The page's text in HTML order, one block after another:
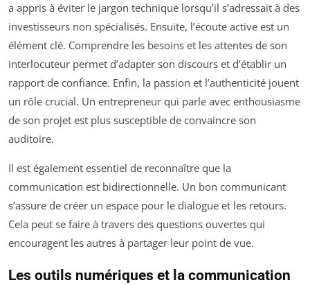
a appris à éviter le jargon technique lorsqu’il s’adressait à des
investisseurs non spécialisés. Ensuite, l’écoute active est un
élément clé. Comprendre les besoins et les attentes de son
interlocuteur permet d’adapter son discours et d’établir un
rapport de confiance. Enfin, la passion et l’authenticité jouent
un rôle crucial. Un entrepreneur qui parle avec enthousiasme
de son projet est plus susceptible de convaincre son
auditoire.
Il est également essentiel de reconnaître que la
communication est bidirectionnelle. Un bon communicant
s’assure de créer un espace pour le dialogue et les retours.
Cela peut se faire à travers des questions ouvertes qui
encouragent les autres à partager leur point de vue.
Les outils numériques et la communication